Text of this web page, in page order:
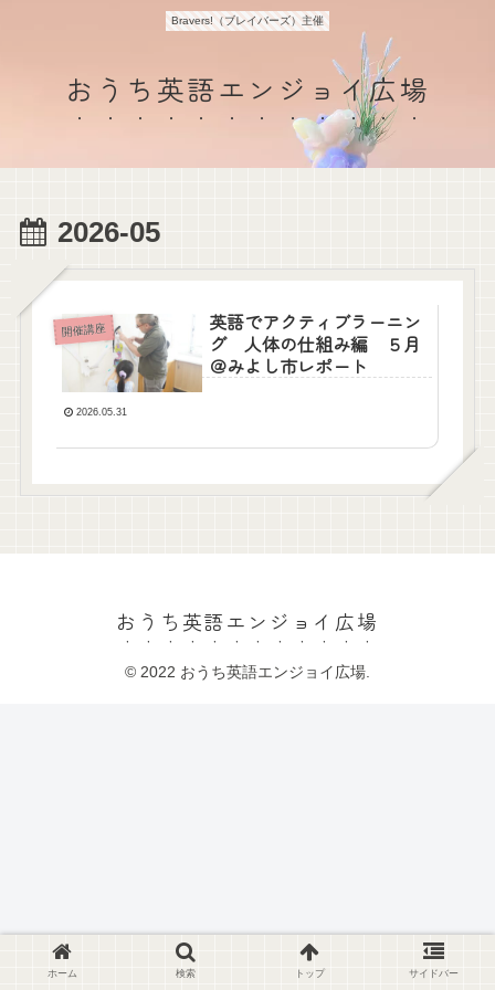
Bravers!（ブレイバーズ）主催
おうち英語エンジョイ広場
2026-05
開催講座
英語でアクティブラーニン
グ 人体の仕組み編 ５月
＠みよし市レポート
2026.05.31
おうち英語エンジョイ広場
© 2022 おうち英語エンジョイ広場.
ホーム 検索 トップ サイドバー